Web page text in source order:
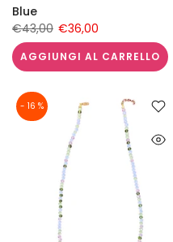
Blue
€43,00 €36,00
AGGIUNGI AL CARRELLO
- 16 %